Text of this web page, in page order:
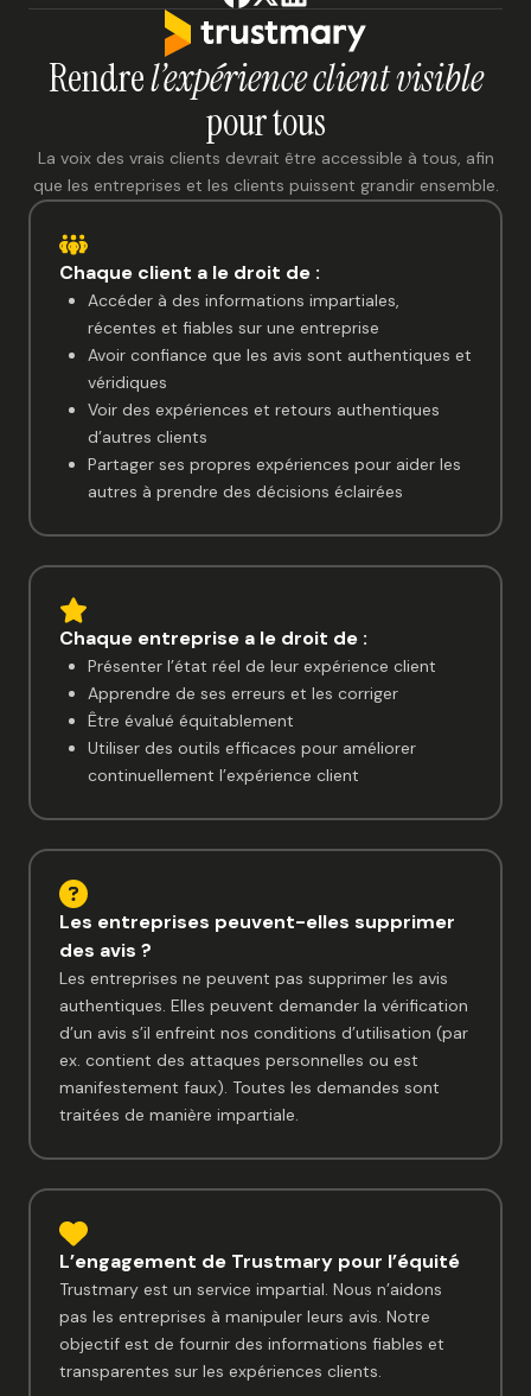
Rendrel’expérience client visible
pour tous
La voix des vrais clients devrait être accessible à tous, afin
que les entreprises et les clients puissent grandir ensemble.
Chaque client a le droit de :
Accéder à des informations impartiales,
récentes et fiables sur une entreprise
Avoir confiance que les avis sont authentiques et
véridiques
Voir des expériences et retours authentiques
d’autres clients
Partager ses propres expériences pour aider les
autres à prendre des décisions éclairées
Chaque entreprise a le droit de :
Présenter l’état réel de leur expérience client
Apprendre de ses erreurs et les corriger
Être évalué équitablement
Utiliser des outils efficaces pour améliorer
continuellement l’expérience client
Les entreprises peuvent-elles supprimer
des avis ?
Les entreprises ne peuvent pas supprimer les avis
authentiques. Elles peuvent demander la vérification
d’un avis s’il enfreint nos conditions d’utilisation (par
ex. contient des attaques personnelles ou est
manifestement faux). Toutes les demandes sont
traitées de manière impartiale.
L’engagement de Trustmary pour l’équité
Trustmary est un service impartial. Nous n’aidons
pas les entreprises à manipuler leurs avis. Notre
objectif est de fournir des informations fiables et
transparentes sur les expériences clients.